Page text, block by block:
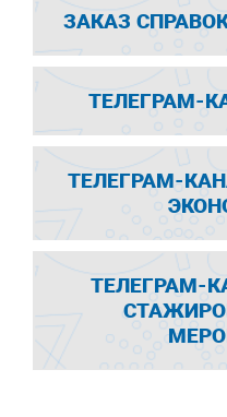
ЗАКАЗ
ТЕЛЕГРАМ-
ТЕЛЕГРАМ-
ТЕЛЕГРАМ-